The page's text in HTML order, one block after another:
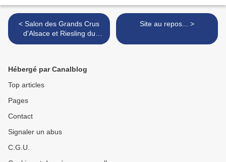
< Salon des Grands Crus
d'Alsace et Riesling du
Monde : 3ème édition
Site au repos... >
Hébergé par Canalblog
Top articles
Pages
Contact
Signaler un abus
C.G.U.